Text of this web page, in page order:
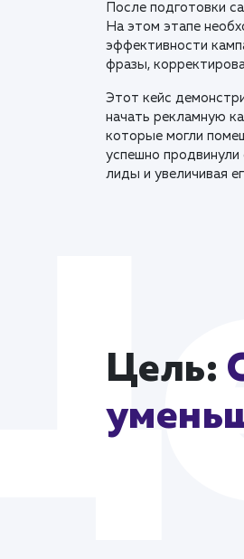
После подготовки
На этом этапе
эффективности
фразы,
Этот кейс
начать рекламную
которые могли
успешно
лиды и увеличивая
Цель: